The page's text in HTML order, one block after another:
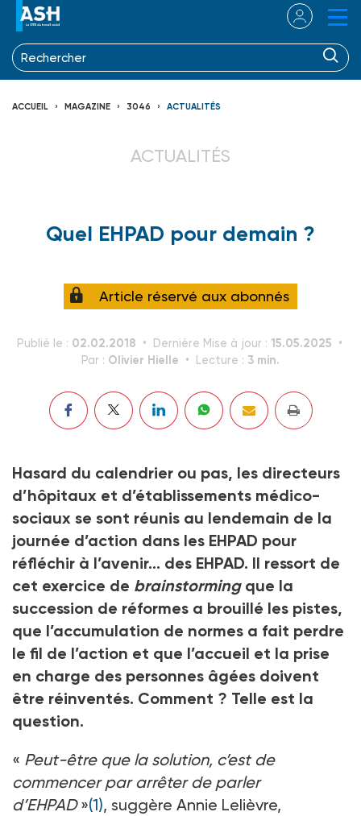
ACCUEIL MAGAZINE 3046 ACTUALITÉS
ACTUALITÉS
Quel EHPAD pour demain ?
Article réservé aux abonnés
Publié le : 02.02.2018 Dernière Mise à jour : 15.05.2025
Par : Olivier Hielle Lecture : 3 min.
Hasard du calendrier ou pas, les directeurs
d’hôpitaux et d’établissements médico-
sociaux se sont réunis au lendemain de la
journée d’action dans les EHPAD pour
réfléchir à l’avenir… des EHPAD. Il ressort de
cet exercice de brainstormingque la
succession de réformes a brouillé les pistes,
que l’accumulation de normes a fait perdre
le fil de l’action et que l’accueil et la prise
en charge des personnes âgées doivent
être réinventés. Comment ? Telle est la
question.
« Peut-être que la solution, c’est de
commencer par arrêter de parler
d’EHPAD»(1), suggère Annie Lelièvre,